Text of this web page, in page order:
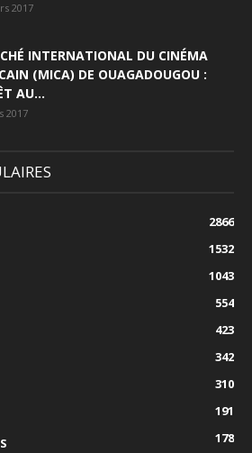
2017
INTERNATIONAL DU CINÉMA
(MICA) DE OUAGADOUGOU :
AU...
2017
2866
1532
1043
554
423
342
310
191
178